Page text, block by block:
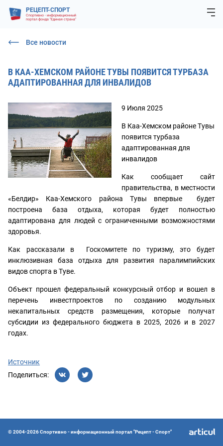
РЕЦЕПТ-СПОРТ
Спортивно - информационный
портал фонда "Единая страна"
Все новости
В КАА-ХЕМСКОМ РАЙОНЕ ТУВЫ ПОЯВИТСЯ ТУРБАЗА
АДАПТИРОВАННАЯ ДЛЯ ИНВАЛИДОВ
9 Июля 2025
В Каа-Хемском районе Тувы
появится турбаза
адаптированная для
инвалидов
Как сообщает сайт
правительства, в местности
«Белдир» Каа-Хемского района Тувы впервые будет
построена база отдыха, которая будет полностью
адаптирована для людей с ограниченными возможностями
здоровья.
Как рассказали в Госкомитете по туризму, это будет
инклюзивная база отдыха для развития паралимпийских
видов спорта в Туве.
Объект прошел федеральный конкурсный отбор и вошел в
перечень инвестпроектов по созданию модульных
некапитальных средств размещения, которые получат
субсидии из федерального бюджета в 2025, 2026 и в 2027
годах.
Источник
Поделиться:
© 2004-2026 Спортивно - информационный портал "Рецепт - Спорт"